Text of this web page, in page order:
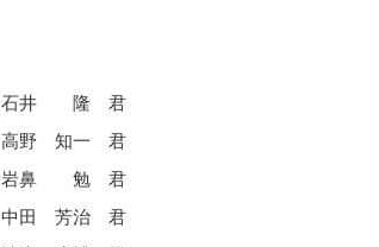
石井 隆 君
高野 知一 君
岩鼻 勉 君
中田 芳治 君